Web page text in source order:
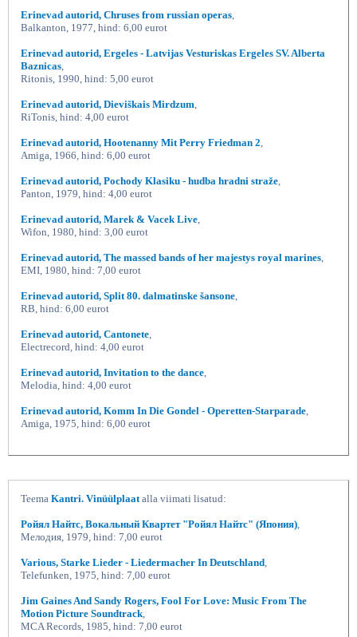
Erinevad autorid, Chruses from russian operas,
Balkanton, 1977, hind: 6,00 eurot
Erinevad autorid, Ergeles - Latvijas Vesturiskas Ergeles SV. Alberta
Baznicas,
Ritonis, 1990, hind: 5,00 eurot
Erinevad autorid, Dieviškais Mirdzum,
RiTonis, hind: 4,00 eurot
Erinevad autorid, Hootenanny Mit Perry Friedman 2,
Amiga, 1966, hind: 6,00 eurot
Erinevad autorid, Pochody Klasiku - hudba hradni straže,
Panton, 1979, hind: 4,00 eurot
Erinevad autorid, Marek & Vacek Live,
Wifon, 1980, hind: 3,00 eurot
Erinevad autorid, The massed bands of her majestys royal marines,
EMI, 1980, hind: 7,00 eurot
Erinevad autorid, Split 80. dalmatinske šansone,
RB, hind: 6,00 eurot
Erinevad autorid, Cantonete,
Electrecord, hind: 4,00 eurot
Erinevad autorid, Invitation to the dance,
Melodia, hind: 4,00 eurot
Erinevad autorid, Komm In Die Gondel - Operetten-Starparade,
Amiga, 1975, hind: 6,00 eurot
Teema Kantri. Vinüülplaatalla viimati lisatud:
Ройял Найтс, Вокальный Квартет "Ройял Найтс" (Япония),
Мелодия, 1979, hind: 7,00 eurot
Various, Starke Lieder - Liedermacher In Deutschland,
Telefunken, 1975, hind: 7,00 eurot
Jim Gaines And Sandy Rogers, Fool For Love: Music From The
Motion Picture Soundtrack,
MCA Records, 1985, hind: 7,00 eurot